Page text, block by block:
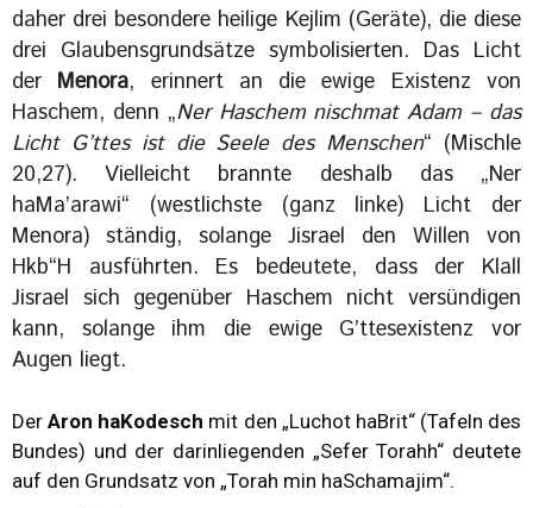
daher drei besondere heilige Kejlim (Geräte), die diese
drei Glaubensgrundsätze symbolisierten. Das Licht
der Menora, erinnert an die ewige Existenz von
Haschem, denn „Ner Haschem nischmat Adam – das
Licht G’ttes ist die Seele des Menschen“ (Mischle
20,27). Vielleicht brannte deshalb das „Ner
haMa’arawi“ (westlichste (ganz linke) Licht der
Menora) ständig, solange Jisrael den Willen von
Hkb“H ausführten. Es bedeutete, dass der Klall
Jisrael sich gegenüber Haschem nicht versündigen
kann, solange ihm die ewige G’ttesexistenz vor
Augen liegt.
DerAron haKodesch mit den „Luchot haBrit“ (Tafeln des
Bundes) und der darinliegenden „Sefer Torahh“ deutete
auf den Grundsatz von „Torah min haSchamajim“.